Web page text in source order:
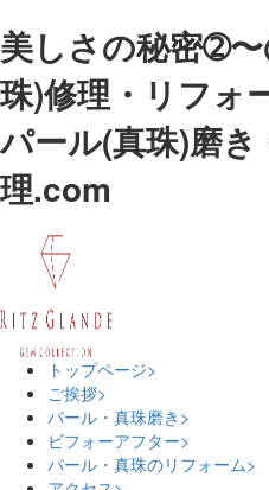
美しさの秘密➁
珠)修理・リフォ
パール(真珠)磨
理.com
トップページ>
ご挨拶>
パール・真珠磨き >
ビフォーアフター>
パール・真珠のリフォーム>